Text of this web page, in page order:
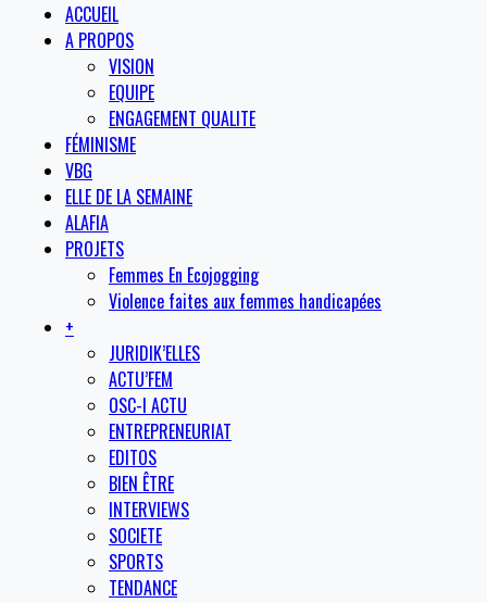
ACCUEIL
A PROPOS
VISION
EQUIPE
ENGAGEMENT QUALITE
FÉMINISME
VBG
ELLE DE LA SEMAINE
ALAFIA
PROJETS
Femmes En Ecojogging
Violence faites aux femmes handicapées
+
JURIDIK’ELLES
ACTU’FEM
OSC-I ACTU
ENTREPRENEURIAT
EDITOS
BIEN ÊTRE
INTERVIEWS
SOCIETE
SPORTS
TENDANCE